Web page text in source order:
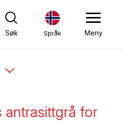
Søk Språk Meny
antrasittgrå for